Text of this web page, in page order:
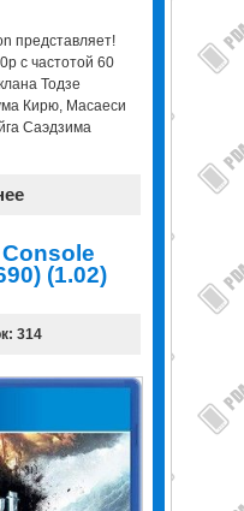
представляет!
с частотой 60
Тодзе
Кирю, Масаеси
Саэдзима
(1.02)
314